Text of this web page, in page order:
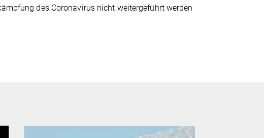
des Coronavirus nicht weitergeführt werden